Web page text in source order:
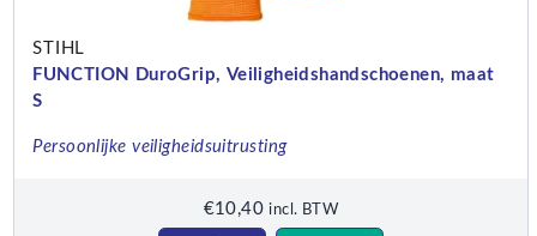
STIHL
FUNCTION DuroGrip, Veiligheidshandschoenen, maat
S
Persoonlijke veiligheidsuitrusting
€10,40 incl. BTW